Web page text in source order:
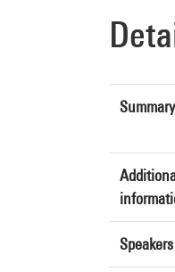
Summary
Speakers